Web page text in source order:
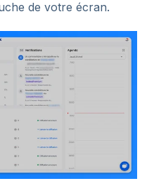
de votre écran.